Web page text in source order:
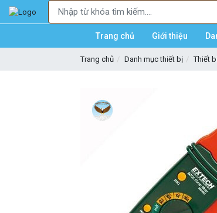
Trang chủ Giới thiệu
Trang chủ Danh mục thiết bị Thiết